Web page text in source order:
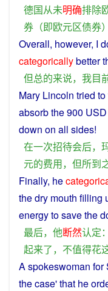
德国从未明确排除
券 （即欧元区债券）
Overall, however, I
categoricallybetter
但总的来说， 我目
Mary Lincoln tried to
absorb the 900 USD
down on all sides!
在一次招待会后，
元的费用， 但所到
Finally, he
thedry mouth filling
energytosavethe
最后， 他断然认定：
起来了， 不值得花
Aspokeswoman for
thecase'that he